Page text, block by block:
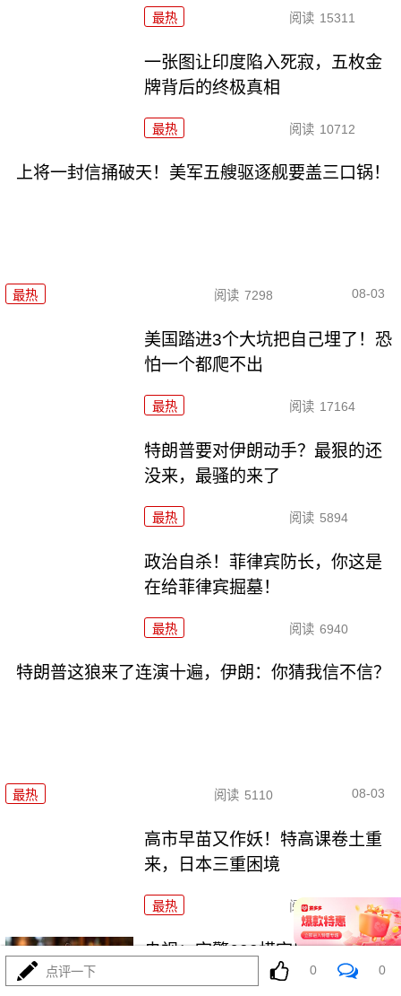
最热 阅读 15311
一张图让印度陷入死寂，五枚金
牌背后的终极真相
最热 阅读 10712
上将一封信捅破天！美军五艘驱逐舰要盖三口锅！
最热 阅读 7298 08-03
美国踏进3个大坑把自己埋了！恐
怕一个都爬不出
最热 阅读 17164
特朗普要对伊朗动手？最狠的还
没来，最骚的来了
最热 阅读 5894
政治自杀！菲律宾防长，你这是
在给菲律宾掘墓！
最热 阅读 6940
特朗普这狼来了连演十遍，伊朗：你猜我信不信？
最热 阅读 5110 08-03
高市早苗又作妖！特高课卷土重
来，日本三重困境
最热 阅读 4486
央视：空警600横空出世，美航母
点评一下 0 0